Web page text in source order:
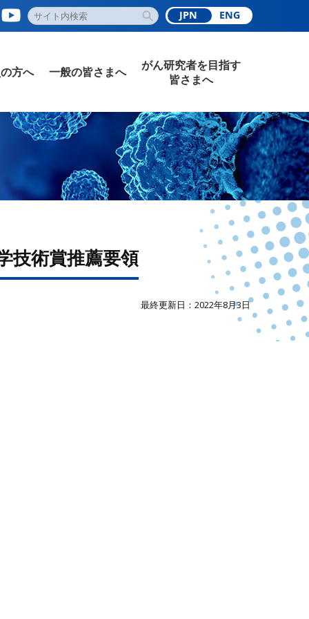
JPN ENG
方へ 一般の皆さまへ
がん研究者を目指す
皆さまへ
技術賞推薦要領
最終更新日：2022年8月3日